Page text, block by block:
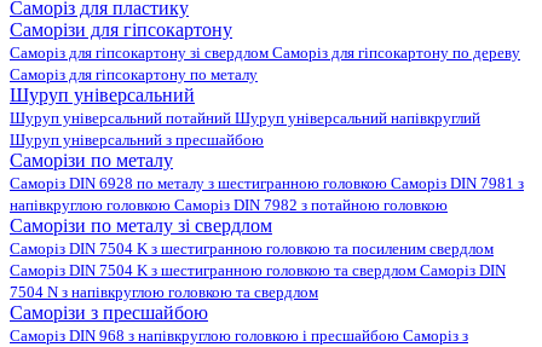
Саморіз для пластику
Саморізи для гіпсокартону
Саморіз для гіпсокартону зі свердлом Саморіз для гіпсокартону по дереву
Саморіз для гіпсокартону по металу
Шуруп універсальний
Шуруп універсальний потайний Шуруп універсальний напівкруглий
Шуруп універсальний з пресшайбою
Саморізи по металу
Саморіз DIN 6928 по металу з шестигранною головкою Саморіз DIN 7981 з
напівкруглою головкою Саморіз DIN 7982 з потайною головкою
Саморізи по металу зі свердлом
Саморіз DIN 7504 K з шестигранною головкою та посиленим свердлом
Саморіз DIN 7504 K з шестигранною головкою та свердлом Саморіз DIN
7504 N з напівкруглою головкою та свердлом
Саморізи з пресшайбою
Саморіз DIN 968 з напівкруглою головкою і пресшайбою Саморіз з